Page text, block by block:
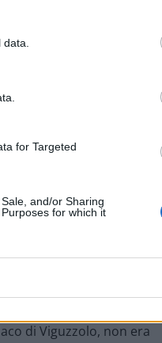
for Targeted
and/or Sharing
for which it
cortesemente
chiaro e ha
di Viguzzolo, non era